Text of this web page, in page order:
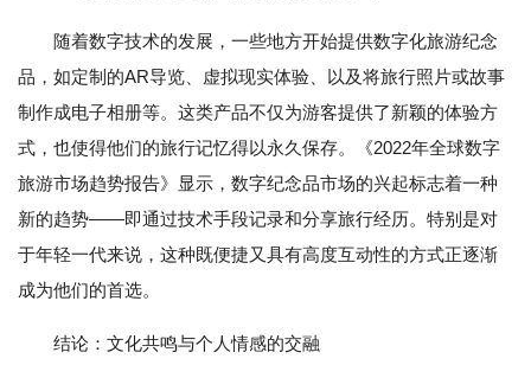
随着数字技术的发展，一些地方开始提供数字化旅游纪念
品，如定制的AR导览、虚拟现实体验、以及将旅行照片或故事
制作成电子相册等。这类产品不仅为游客提供了新颖的体验方
式，也使得他们的旅行记忆得以永久保存。《2022年全球数字
旅游市场趋势报告》显示，数字纪念品市场的兴起标志着一种
新的趋势——即通过技术手段记录和分享旅行经历。特别是对
于年轻一代来说，这种既便捷又具有高度互动性的方式正逐渐
成为他们的首选。
结论：文化共鸣与个人情感的交融